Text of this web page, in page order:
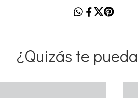
¿Quizás te